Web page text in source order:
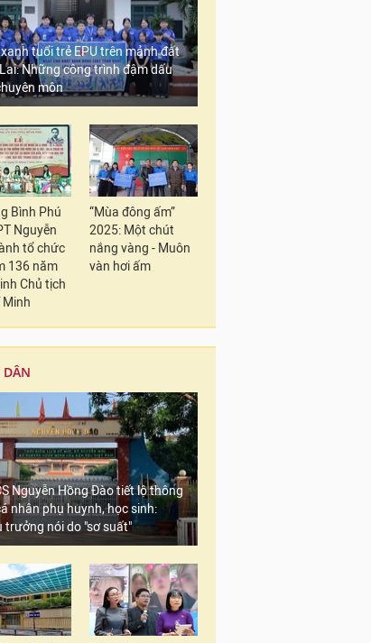
tuổi trẻ EPU trên mảnh đất
Những công trình đậm dấu
môn
Bình Phú
Nguyễn
tổ chức
136 năm
Chủ tịch
Minh
“Mùa đông ấm”
2025: Một chút
nắng vàng - Muôn
vàn hơi ấm
DÂN
Nguyễn Hồng Đào tiết lộ thông
nhân phụ huynh, học sinh:
trưởng nói do "sơ suất"